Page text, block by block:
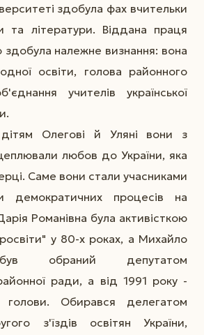
здобула фах вчительки
та літератури. Віддана праця
здобула належне визнання: вона
освіти, голова районного
учителів української
Олегові й Уляні вони з
любов до України, яка
Саме вони стали учасниками
демократичних процесів на
Романівна була активісткою
у 80-х роках, а Михайло
обраний депутатом
ради, а від 1991 року -
голови. Обирався делегатом
з'їздів освітян України,